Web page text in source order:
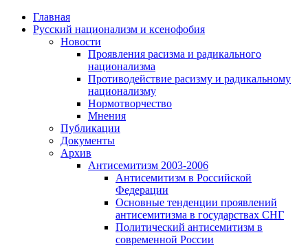
Главная
Русский национализм и ксенофобия
Новости
Проявления расизма и радикального
национализма
Противодействие расизму и радикальному
национализму
Нормотворчество
Мнения
Публикации
Документы
Архив
Антисемитизм 2003-2006
Антисемитизм в Российской
Федерации
Основные тенденции проявлений
антисемитизма в государствах СНГ
Политический антисемитизм в
современной России